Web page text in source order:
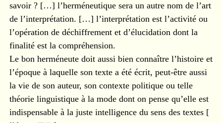
savoir ? […] l’herméneutique sera un autre nom de l’art
de l’interprétation. […] l’interprétation est l’activité ou
l’opération de déchiffrement et d’élucidation dont la
finalité est la compréhension.
Le bon herméneute doit aussi bien connaître l’histoire et
l’époque à laquelle son texte a été écrit, peut-être aussi
la vie de son auteur, son contexte politique ou telle
théorie linguistique à la mode dont on pense qu’elle est
indispensable à la juste intelligence du sens des textes [